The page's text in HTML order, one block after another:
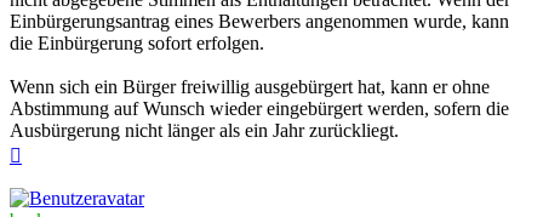
Einbürgerungsantrag eines Bewerbers angenommen wurde, kann
die Einbürgerung sofort erfolgen.
Wenn sich ein Bürger freiwillig ausgebürgert hat, kann er ohne
Abstimmung auf Wunsch wieder eingebürgert werden, sofern die
Ausbürgerung nicht länger als ein Jahr zurückliegt.